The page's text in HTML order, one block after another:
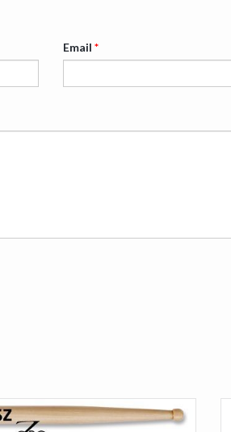
Email *